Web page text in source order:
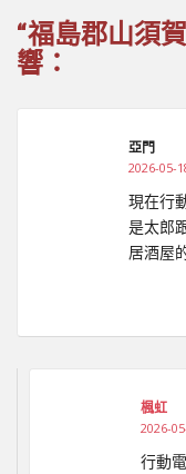
“福島郡山須
響：
亞門
2026-05-
現在行
是太郎
居酒屋
楓虹
2026-
行動